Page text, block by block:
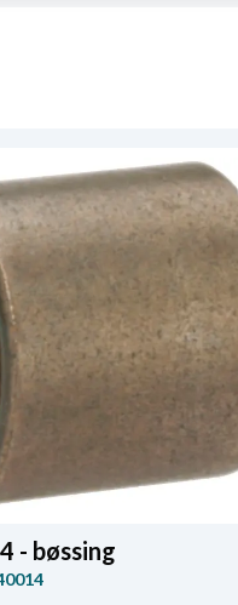
- bøssing